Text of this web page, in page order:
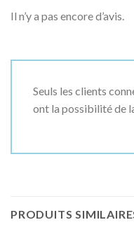
Il n’y a pas encore d’avis.
Seuls les clients
ont la possibilité de
PRODUITS